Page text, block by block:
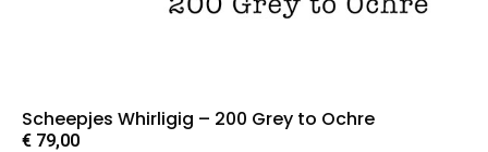
Scheepjes Whirligig – 200 Grey to Ochre
€ 79,00